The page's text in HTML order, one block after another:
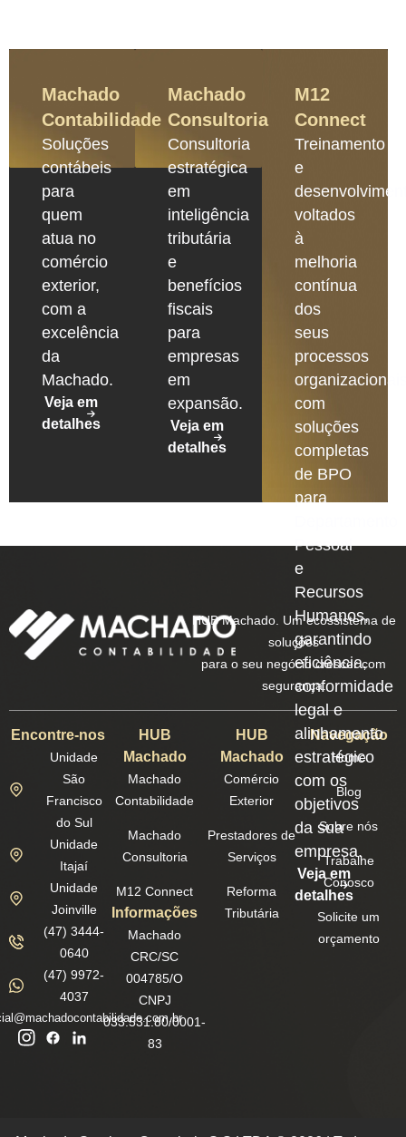
Machado
Contabilidade
Soluções
contábeis
para
quem
atua no
comércio
exterior,
com a
excelência
da
Machado.
Veja em
detalhes
Machado
Consultoria
Consultoria
estratégica
em
inteligência
tributária
e
benefícios
fiscais
para
empresas
em
expansão.
Veja em
detalhes
M12
Connect
Treinamento
e
voltados
à
melhoria
contínua
dos
seus
processos
com
soluções
completas
de BPO
para
Pessoal
e
Recursos
Humanos,
garantindo
eficiência,
conformidade
legal e
alinhamento
estratégico
com os
objetivos
da sua
empresa.
Veja em
detalhes
HUB Machado. Um ecossistema de
soluções
para o seu negócio crescer com
segurança.
Encontre-nos
Unidade
São
Francisco
do Sul
Unidade
Itajaí
Unidade
Joinville
(47) 3444-
0640
(47) 9972-
4037
HUB
Machado
Machado
Contabilidade
Machado
Consultoria
M12 Connect
Informações
Machado
CRC/SC
004785/O
CNPJ
033.531.80/0001-
83
HUB
Machado
Comércio
Exterior
Prestadores de
Serviços
Reforma
Tributária
Navegação
Home
Blog
Sobre nós
Trabalhe
Conosco
Solicite um
orçamento